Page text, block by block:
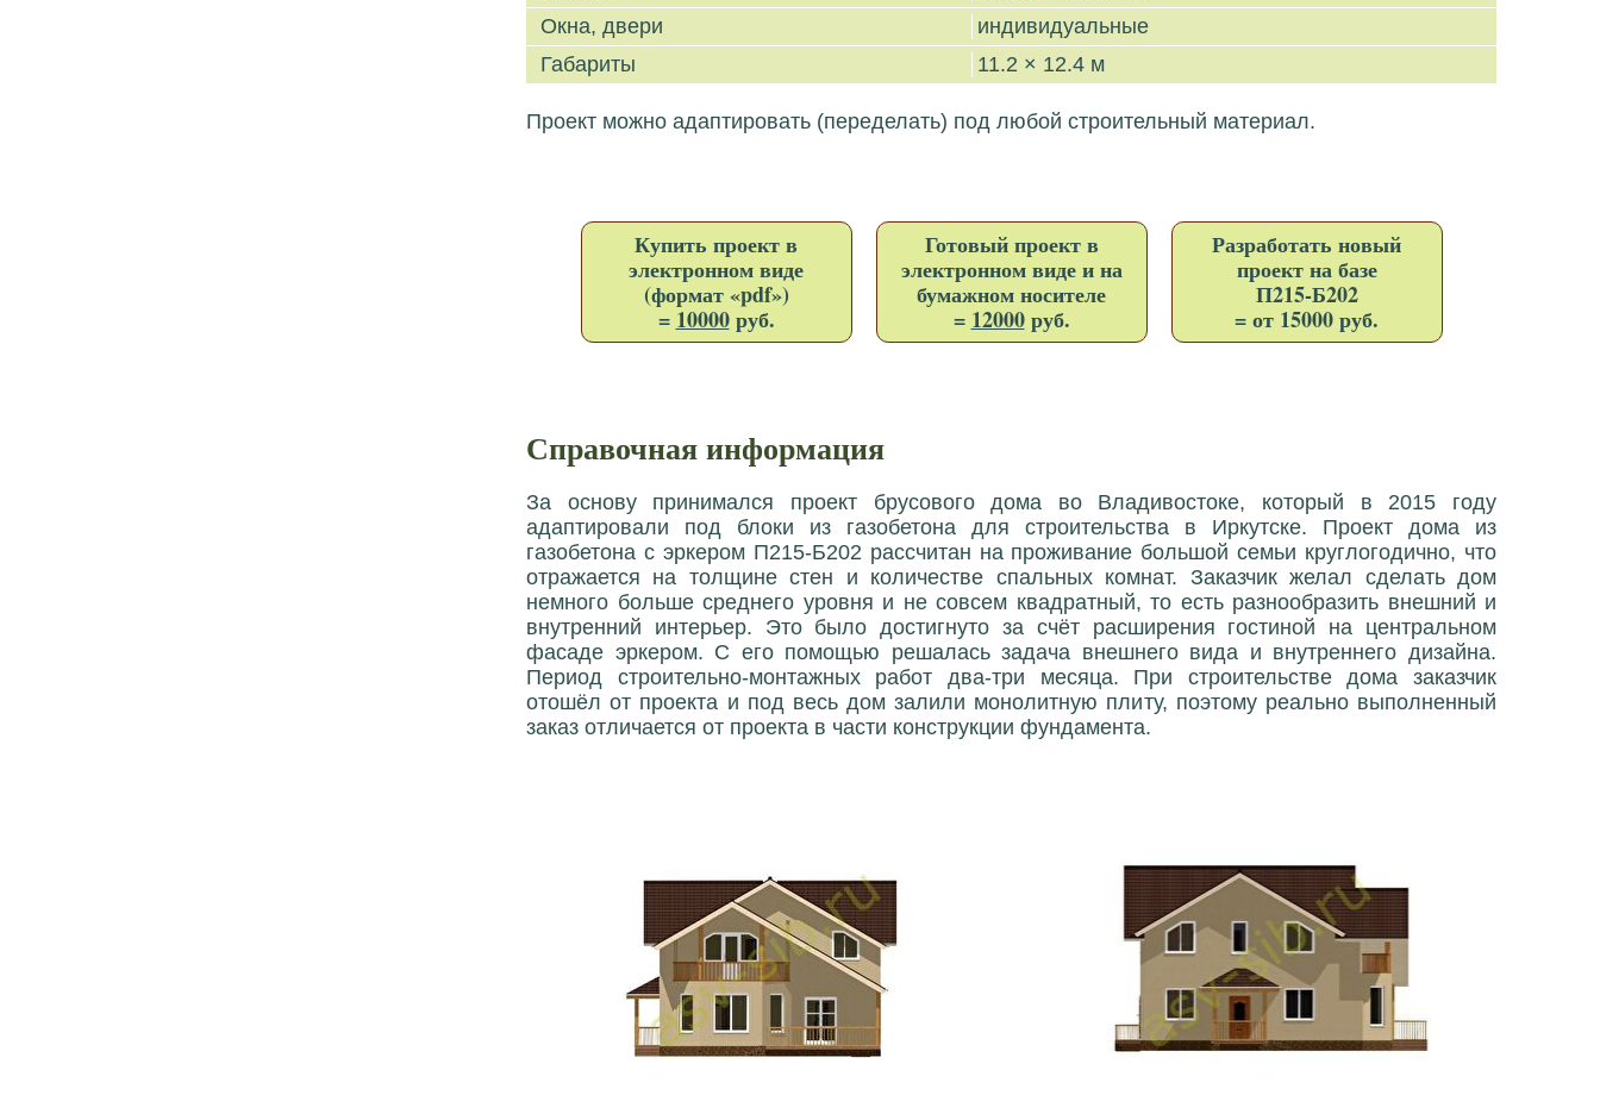
Окна, двери
индивидуальные
Габариты
11.2 × 12.4 м
Проект можно адаптировать (переделать) под любой строительный материал.
Купить проект в
электронном виде
(формат «pdf»)
= 10000руб.
Готовый проект в
электронном виде и на
бумажном носителе
= 12000руб.
Разработать новый
проект на базе
П215-Б202
= от 15000 руб.
Справочная информация
За основу принимался проект брусового дома во Владивостоке, который в 2015 году
адаптировали под блоки из газобетона для строительства в Иркутске. Проект дома из
газобетона с эркером П215-Б202 рассчитан на проживание большой семьи круглогодично, что
отражается на толщине стен и количестве спальных комнат. Заказчик желал сделать дом
немного больше среднего уровня и не совсем квадратный, то есть разнообразить внешний и
внутренний интерьер. Это было достигнуто за счёт расширения гостиной на центральном
фасаде эркером. С его помощью решалась задача внешнего вида и внутреннего дизайна.
Период строительно-монтажных работ два-три месяца. При строительстве дома заказчик
отошёл от проекта и под весь дом залили монолитную плиту, поэтому реально выполненный
заказ отличается от проекта в части конструкции фундамента.